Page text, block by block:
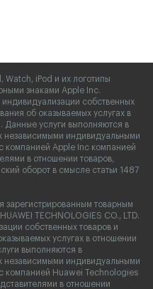
Watch, iPod и их логотипы
знаками Apple Inc.
собственных
об оказываемых услугах в
Данные услуги выполняются в
независимыми индивидуальными
компанией Apple Inc компанией
в отношении товаров,
оборот в смысле статьи 1487
зарегистрированным товарным
TECHNOLOGIES CO., LTD.
собственных товаров и
услугах в отношении
выполняются в
независимыми индивидуальными
компанией Huawei Technologies
в отношении